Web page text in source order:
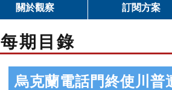
關於觀察 訂閱方案
每期目錄
烏克蘭電話門終使川普